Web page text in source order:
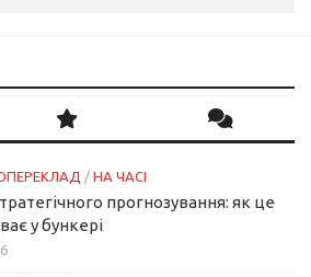
/ НА ЧАСІ
прогнозування: як це
у бункері